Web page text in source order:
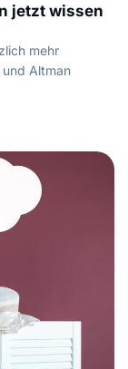
jetzt wissen
mehr
Altman